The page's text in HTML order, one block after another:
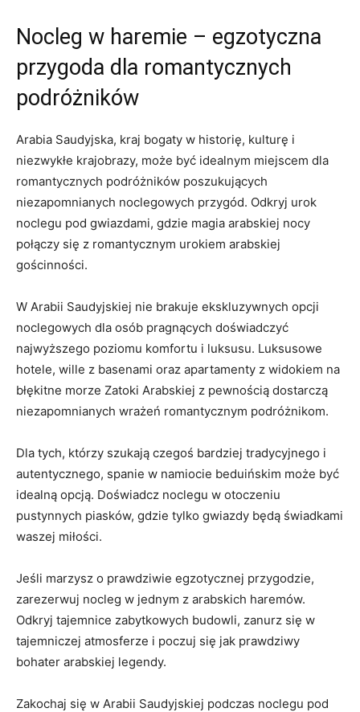
Nocleg w haremie – egzotyczna
⁤przygoda dla romantycznych
podróżników
Arabia Saudyjska, kraj bogaty w historię, kulturę⁢ i‌
niezwykłe krajobrazy,⁢ może być idealnym miejscem dla
romantycznych podróżników poszukujących‌
niezapomnianych noclegowych ⁤przygód. Odkryj urok⁣
noclegu pod gwiazdami, gdzie magia arabskiej nocy
połączy się z romantycznym urokiem arabskiej⁣
gościnności.
W Arabii Saudyjskiej nie brakuje ekskluzywnych opcji
noclegowych dla osób pragnących doświadczyć
najwyższego ⁢poziomu komfortu⁤ i luksusu. Luksusowe
hotele, wille z basenami oraz apartamenty z widokiem ​na
błękitne morze Zatoki Arabskiej ⁤z pewnością dostarczą
niezapomnianych ‍wrażeń romantycznym podróżnikom.
Dla⁢ tych, którzy szukają czegoś bardziej tradycyjnego​ i
autentycznego, ⁢spanie w namiocie beduińskim​ może‍ być
idealną opcją. Doświadcz noclegu w otoczeniu
pustynnych piasków, gdzie ​tylko ⁣gwiazdy będą świadkami
waszej miłości.
Jeśli marzysz o‌ prawdziwie egzotycznej przygodzie,
zarezerwuj nocleg w ‌jednym z ⁣arabskich haremów.
‌Odkryj tajemnice zabytkowych ⁣budowli, zanurz się w
tajemniczej atmosferze i poczuj się jak prawdziwy
bohater arabskiej ‍legendy.
Zakochaj się w Arabii​ Saudyjskiej podczas noclegu pod